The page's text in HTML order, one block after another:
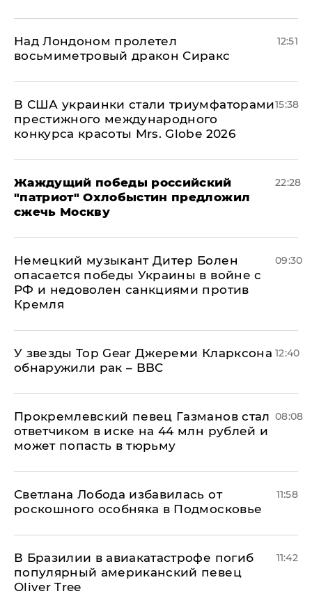
Над Лондоном пролетел
восьмиметровый дракон Сиракс
12:51
В США украинки стали триумфаторами
престижного международного
конкурса красоты Mrs. Globe 2026
15:38
Жаждущий победы российский
"патриот" Охлобыстин предложил
сжечь Москву
22:28
Немецкий музыкант Дитер Болен
опасается победы Украины в войне с
РФ и недоволен санкциями против
Кремля
09:30
У звезды Top Gear Джереми Кларксона
обнаружили рак – BBC
12:40
Прокремлевский певец Газманов стал
ответчиком в иске на 44 млн рублей и
может попасть в тюрьму
08:08
Светлана Лобода избавилась от
роскошного особняка в Подмосковье
11:58
В Бразилии в авиакатастрофе погиб
популярный американский певец
Oliver Tree
11:42